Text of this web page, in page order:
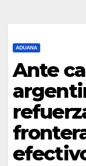
ADUANA
Ante